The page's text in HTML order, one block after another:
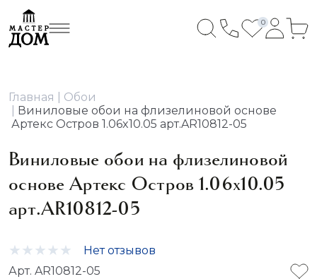
0
Главная
Обои
Виниловые обои на флизелиновой основе
Артекс Остров 1.06x10.05 арт.AR10812-05
Виниловые обои на флизелиновой
основе Артекс Остров 1.06x10.05
арт.AR10812-05
Нет отзывов
Арт. AR10812-05